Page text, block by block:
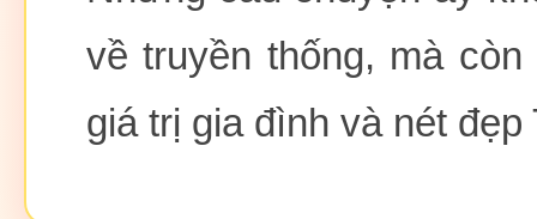
về truyền thống, mà
giá trị gia đình và nét đẹp